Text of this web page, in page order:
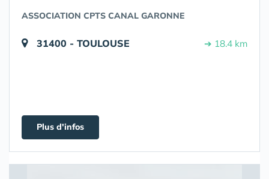
ASSOCIATION CPTS CANAL GARONNE
31400 - TOULOUSE ➔ 18.4 km
Plus d'infos